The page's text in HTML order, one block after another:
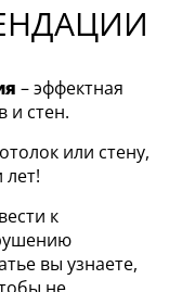
– эффектная
и стен.
или стену,
лет!
к
вы узнаете,